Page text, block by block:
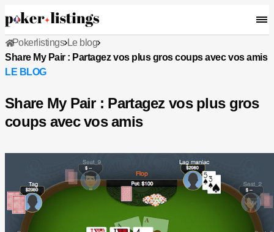
Pokerlistings Le blog
Share My Pair : Partagez vos plus gros coups avec vos amis
LE BLOG
Share My Pair : Partagez vos plus gros
coups avec vos amis